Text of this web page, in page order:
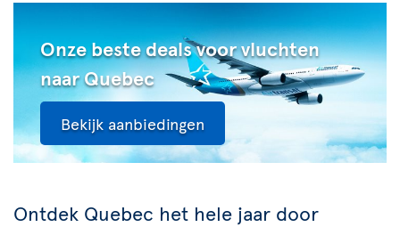
Onze beste deals voor vluchten
naar Quebec
Bekijk aanbiedingen
Ontdek Quebec het hele jaar door